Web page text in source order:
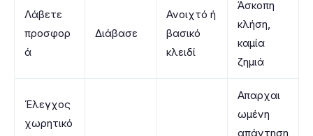
Λάβετε
προσφορ
ά
Διάβασε
Ανοιχτό ή
βασικό
κλειδί
Άσκοπη
κλήση,
καμία
ζημιά
Έλεγχος
χωρητικό
Απαρχαι
ωμένη
απάντηση